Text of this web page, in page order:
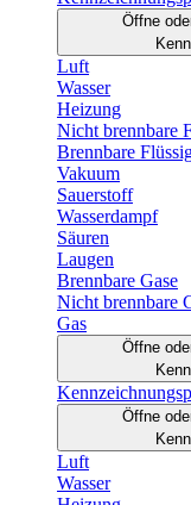
Öffne
Luft
Wasser
Heizung
Nicht brennbare
Brennbare
Vakuum
Sauerstoff
Wasserdampf
Säuren
Laugen
Brennbare Gase
Nicht brennbare
Gas
Öffne
Öffne
Luft
Wasser